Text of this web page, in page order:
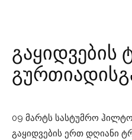
გაყიდვების
09 მარტს სასტუმრო
გაყიდვების ერთ დღიანი